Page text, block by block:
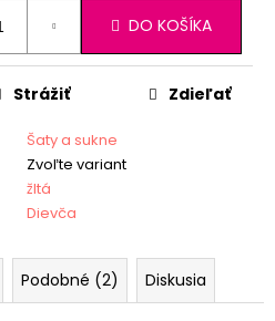
DO KOŠÍKA
Šaty a sukne
Zvoľte variant
žltá
Dievča
Strážiť Zdieľať
Podobné (2) Diskusia